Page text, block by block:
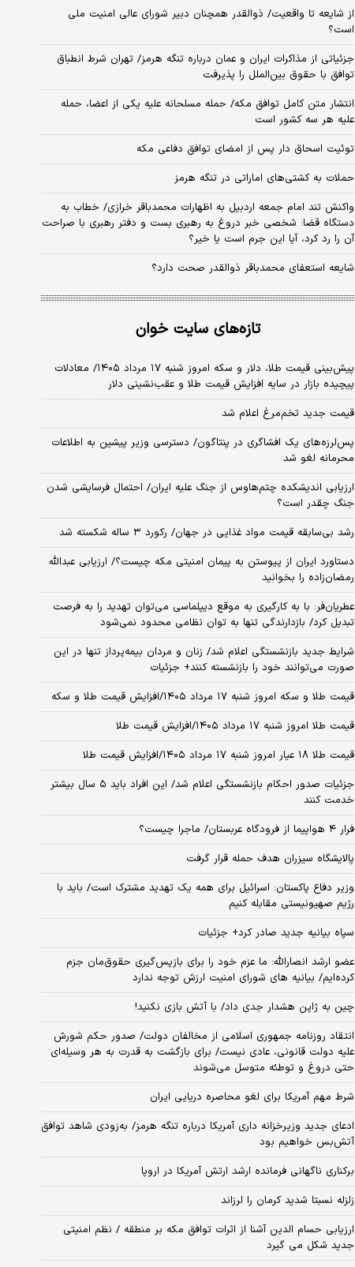
از شایعه تا واقعیت/ ذوالقدر همچنان دبیر شورای ‌عالی امنیت ملی
است؟
جزئیاتی از مذاکرات ایران و عمان درباره تنگه هرمز/ تهران شرط انطباق
توافق با حقوق بین‌الملل را پذیرفت
انتشار متن کامل توافق مکه/ حمله مسلحانه علیه یکی از اعضا، حمله
علیه هر سه کشور است
توئیت اسحاق دار پس از امضای توافق دفاعی مکه
حملات به کشتی‌های اماراتی در تنگه هرمز
واکنش تند امام جمعه اردبیل به اظهارات محمدباقر خرازی/ خطاب به
دستگاه قضا: شخصی خبر دروغ به رهبری بست و دفتر رهبری با صراحت
آن را رد کرد، آیا این جرم است یا خیر؟
شایعه استعفای محمدباقر ذوالقدر صحت دارد؟
تازه‌های سایت خوان
پیش‌بینی قیمت طلا، دلار و سکه امروز شنبه ۱۷ مرداد ۱۴۰۵/ معادلات
پیچیده بازار در سایه افزایش قیمت طلا و عقب‌نشینی دلار
قیمت جدید تخم‌مرغ اعلام شد
پس‌لرزه‌های یک افشاگری در پنتاگون/ دسترسی وزیر پیشین به اطلاعات
محرمانه لغو شد
ارزیابی اندیشکده چتم‌هاوس از جنگ علیه ایران/ احتمال فرسایشی شدن
جنگ چقدر است؟
رشد بی‌سابقه قیمت مواد غذایی در جهان/ رکورد ۳ ساله شکسته شد
دستاورد ایران از پیوستن به پیمان امنیتی مکه چیست؟/ ارزیابی عبدالله
رمضان‌زاده را بخوانید
عطریان‌فر: با به کارگیری به موقع دیپلماسی می‌توان تهدید را به فرصت
تبدیل کرد/ بازدارندگی تنها به توان نظامی محدود نمی‌شود
شرایط جدید بازنشستگی اعلام شد/ زنان و مردان بیمه‌پرداز تنها در این
صورت می‌توانند خود را بازنشسته کنند+ جزئیات
قیمت طلا و سکه امروز شنبه ۱۷ مرداد ۱۴۰۵/افزایش قیمت طلا و سکه
قیمت طلا امروز شنبه ۱۷ مرداد ۱۴۰۵/افزایش قیمت طلا
قیمت طلا ۱۸ عیار امروز شنبه ۱۷ مرداد ۱۴۰۵/افزایش قیمت طلا
جزئیات صدور احکام بازنشستگی اعلام شد/ این افراد باید ۵ سال بیشتر
خدمت کنند
فرار ۴ هواپیما از فرودگاه عربستان/ ماجرا چیست؟
پالایشگاه سیزران هدف حمله قرار گرفت
وزیر دفاع پاکستان: اسرائیل برای همه یک تهدید مشترک است/ باید با
رژیم صهیونیستی مقابله کنیم
سپاه بیانیه جدید صادر کرد+ جزئیات
عضو ارشد انصارالله: ما عزم خود را برای بازپس‌گیری حقوق‌مان جزم
کرده‌ایم/ بیانیه‌ های شورای امنیت ارزش توجه ندارد
چین به ژاپن هشدار جدی داد/ با آتش بازی نکنید!
انتقاد روزنامه جمهوری اسلامی از مخالفان دولت/ صدور حکم شورش
علیه دولت قانونی، عادی نیست/ برای بازگشت به قدرت به هر وسیله‌ای
حتی دروغ و توطئه متوسل می‌شوند
شرط مهم آمریکا برای لغو محاصره دریایی ایران
ادعای جدید وزیرخزانه داری آمریکا درباره تنگه هرمز/ به‌زودی شاهد توافق
آتش‌بس خواهیم بود
برکناری ناگهانی فرمانده ارشد ارتش آمریکا در اروپا
زلزله نسبتا شدید کرمان را لرزاند
ارزیابی حسام الدین آشنا از اثرات توافق مکه بر منطقه / نظم امنیتی
جدید شکل می گیرد